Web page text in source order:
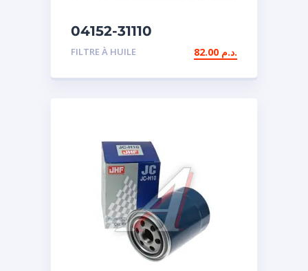
04152-31110
FILTRE À HUILE 82.00 د.م.